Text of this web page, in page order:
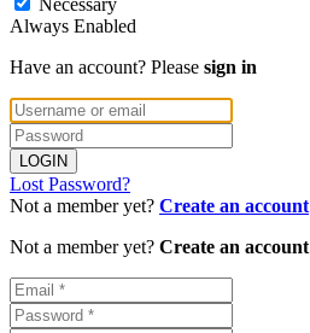
Always Enabled
Have an account? Please sign in
Lost Password?
Not a member yet? Create an account
Not a member yet? Create an account